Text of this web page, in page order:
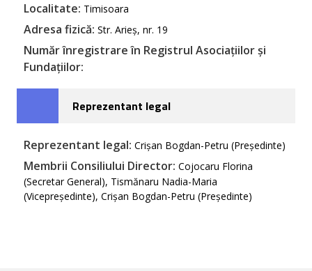
Localitate: Timisoara
Adresa fizică: Str. Arieș, nr. 19
Număr înregistrare în Registrul Asociațiilor și
Fundațiilor:
Reprezentant legal
Reprezentant legal: Crișan Bogdan-Petru (Președinte)
Membrii Consiliului Director: Cojocaru Florina
(Secretar General), Tismănaru Nadia-Maria
(Vicepreședinte), Crișan Bogdan-Petru (Președinte)